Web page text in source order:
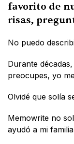
favorito de
risas,
No puedo
Durante décadas,
preocupes, yo
Olvidé que solía
Memowrite no
ayudó a mi